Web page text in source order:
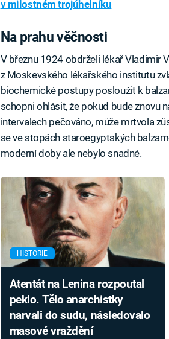
v milostném trojúhelníku
Na prahu věčnosti
V březnu 1924 obdrželi lékař Vladimir
z Moskevského lékařského institutu
biochemické postupy posloužit k
schopni ohlásit, že pokud bude znovu
intervalech pečováno, může mrtvola
se ve stopách staroegyptských
moderní doby ale nebylo snadné.
HISTORIE
Atentát na Lenina rozpoutal
peklo. Tělo anarchistky
narvali do sudu, následovalo
masové vraždění